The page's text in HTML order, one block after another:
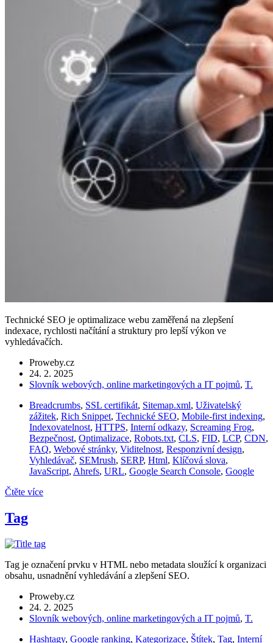
Technické SEO je optimalizace webu zaměřená na zlepšení
indexace, rychlosti načítání a struktury pro lepší výkon ve
vyhledávačích.
Proweby.cz
24. 2. 2025
Slovník webových, online marketingových a IT pojmů, T.
Breadcrumbs, SSL certifikát, Sitemap.xml, Uživatelský
zážitek, Rich Snippet, Technické SEO, Mobile-first indexing,
Indexovatelnost, HTTPS, Interní odkazy, Screaming Frog,
Bezpečnost, Optimalizace, Robots.txt, CLS, FID, LCP, CDN,
FAQ, Webové stránky, Viditelnost, Responzivní design,
Vyhledávač, SEMrush, SERP, Html, Klíčová slova,
JavaScript, Ahrefs, URL, Google Search Console, Google
Čtěte více
Tag
Tag je označení prvku v HTML nebo metadata sloužící k organizaci
obsahu, usnadnění vyhledávání a zlepšení SEO.
Proweby.cz
24. 2. 2025
Slovník webových, online marketingových a IT pojmů, T.
Hashtagy, Google ranking, Kategorizace, Štítek, Tag, Interní